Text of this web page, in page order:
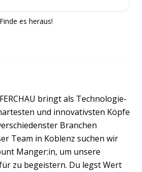
es heraus!
bringt als Technologie-
und innovativsten Köpfe
Branchen
Team in Koblenz suchen wir
Manger:in, um unsere
zu begeistern. Du legst Wert